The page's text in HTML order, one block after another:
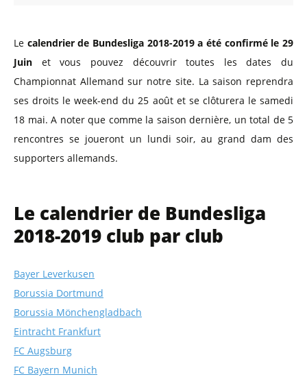
Le calendrier de Bundesliga 2018-2019 a été confirmé le 29
Juin et vous pouvez découvrir toutes les dates du
Championnat Allemand sur notre site. La saison reprendra
ses droits le week-end du 25 août et se clôturera le samedi
18 mai. A noter que comme la saison dernière, un total de 5
rencontres se joueront un lundi soir, au grand dam des
supporters allemands.
Le calendrier de Bundesliga
2018-2019 club par club
Bayer Leverkusen
Borussia Dortmund
Borussia Mönchengladbach
Eintracht Frankfurt
FC Augsburg
FC Bayern Munich